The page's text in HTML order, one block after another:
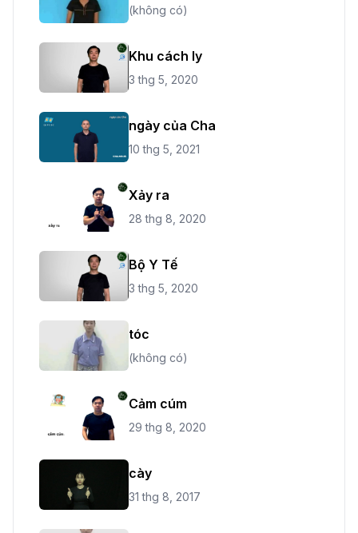
(không có)
Khu cách ly
3 thg 5, 2020
ngày của Cha
10 thg 5, 2021
Xảy ra
28 thg 8, 2020
Bộ Y Tế
3 thg 5, 2020
tóc
(không có)
Cảm cúm
29 thg 8, 2020
cày
31 thg 8, 2017